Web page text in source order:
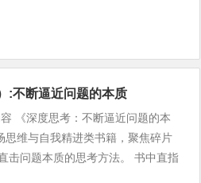
:不断逼近问题的本质
《深度思考：不断逼近问题的本
思维与自我精进类书籍，聚焦碎片
击问题本质的思考方法。 书中直指